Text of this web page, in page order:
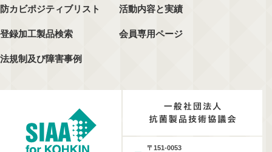
防カビポジティブリスト
登録加工製品検索
法規制及び障害事例
活動内容と実績
会員専用ページ
〒151-0053